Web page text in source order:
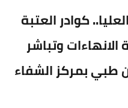
كوادر العتبة
وتباشر
بمركز الشفاء